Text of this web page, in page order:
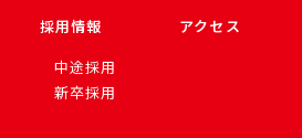
採用情報
中途採用
新卒採用
アクセス